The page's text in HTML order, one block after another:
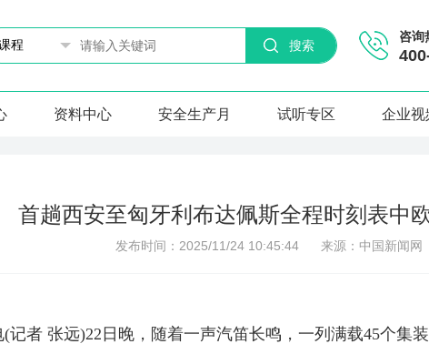
搜索
咨询
资料中心 安全生产月 试听专区 企业视
首趟西安至匈牙利布达佩斯全程时刻表中
发布时间：2025/11/24 10:45:44 来源：中国新闻网
(记者 张远)22日晚，随着一声汽笛长鸣，一列满载45个集